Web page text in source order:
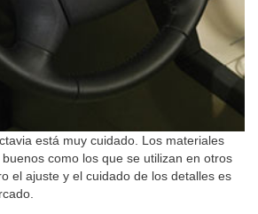
está muy cuidado. Los materiales
como los que se utilizan en otros
el ajuste y el cuidado de los detalles es